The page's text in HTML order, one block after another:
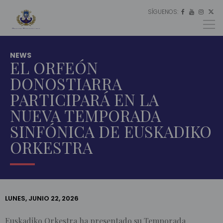
SÍGUENOS:    ES
EU
EN
NEWS
EL ORFEÓN
DONOSTIARRA
PARTICIPARÁ EN LA
NUEVA TEMPORADA
SINFÓNICA DE EUSKADIKO
ORKESTRA
LUNES, JUNIO 22, 2026